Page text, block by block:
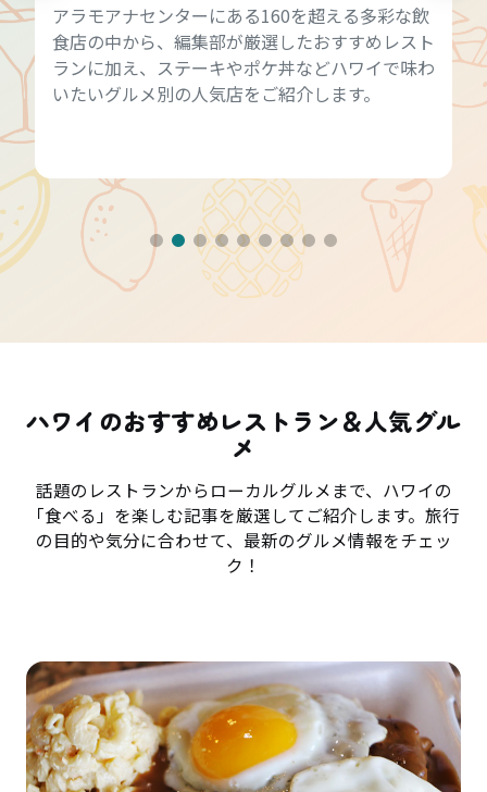
アラモアナセンターにある160を超える多彩な飲
食店の中から、編集部が厳選したおすすめレスト
ランに加え、ステーキやポケ丼などハワイで味わ
いたいグルメ別の人気店をご紹介します。
ハワイのおすすめレストラン＆人気グル
メ
話題のレストランからローカルグルメまで、ハワイの
「食べる」を楽しむ記事を厳選してご紹介します。旅行
の目的や気分に合わせて、最新のグルメ情報をチェッ
ク！